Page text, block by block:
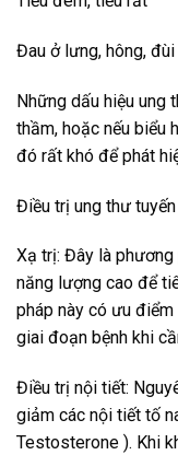
Đau ở lưng, hông,
Những dấu hiệu ung
thầm, hoặc nếu biểu
đó rất khó để phát
Điều trị ung thư
Xạ trị: Đây là
năng lượng cao để
pháp này có ưu
giai đoạn bệnh khi
Điều trị nội tiết:
giảm các nội tiết tố
Testosterone ). Khi